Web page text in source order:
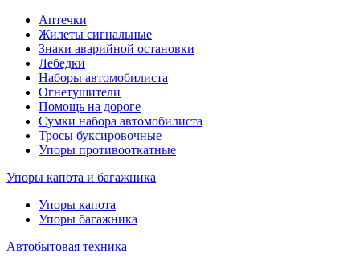
Аптечки
Жилеты сигнальные
Знаки аварийной остановки
Лебедки
Наборы автомобилиста
Огнетушители
Помощь на дороге
Сумки набора автомобилиста
Тросы буксировочные
Упоры противооткатные
Упоры капота и багажника
Упоры капота
Упоры багажника
Автобытовая техника